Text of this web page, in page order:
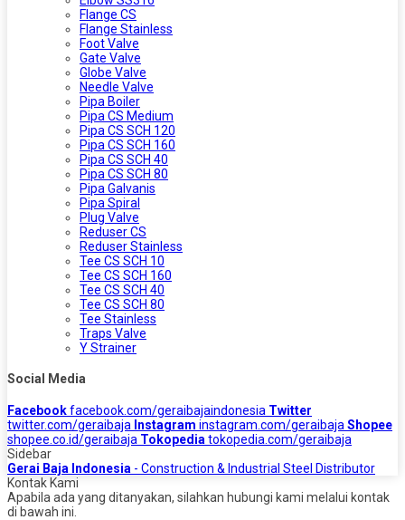
Flange CS
Flange Stainless
Foot Valve
Gate Valve
Globe Valve
Needle Valve
Pipa Boiler
Pipa CS Medium
Pipa CS SCH 120
Pipa CS SCH 160
Pipa CS SCH 40
Pipa CS SCH 80
Pipa Galvanis
Pipa Spiral
Plug Valve
Reduser CS
Reduser Stainless
Tee CS SCH 10
Tee CS SCH 160
Tee CS SCH 40
Tee CS SCH 80
Tee Stainless
Traps Valve
Y Strainer
Social Media
Facebookfacebook.com/geraibajaindonesia Twitter
twitter.com/geraibaja Instagram instagram.com/geraibaja Shopee
shopee.co.id/geraibaja Tokopedia tokopedia.com/geraibaja
Sidebar
Gerai Baja Indonesia - Construction & Industrial Steel Distributor
Kontak Kami
Apabila ada yang ditanyakan, silahkan hubungi kami melalui kontak
di bawah ini.